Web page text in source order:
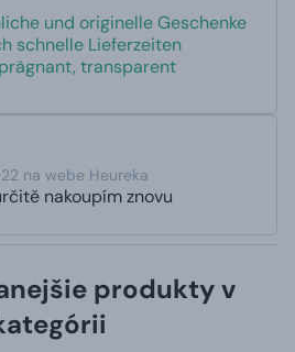
und originelle Geschenke
schnelle Lieferzeiten
transparent
na webe Heureka
nakoupím znovu
produkty v